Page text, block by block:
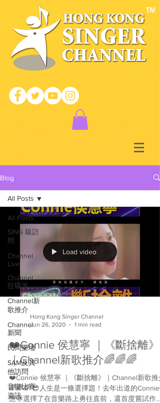
Blog
All Posts
SING 級訪
問
Channel
Live
Channel
狂碟派
Channel新
歌推介
Channel
新聞
民間樂壇
SAM及其
他訪問
音樂比賽
資訊
All Posts
Load video
Hong Kong Singer Channel
Jun 26, 2020
1 min read
❤️Connie 侯慧寧 ｜《斷捨離》
｜Channel新歌推介🌈🌈🌈
❤️Connie 侯慧寧 ｜《斷捨離》｜Channel新歌推
🌈🌈🌈 😎人生是一條選擇題！去年出道的Connie
慧寧選擇了在音樂路上勇往直前，還首度嘗試作